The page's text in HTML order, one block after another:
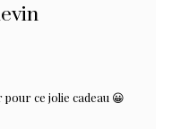
ce jolie cadeau 😀